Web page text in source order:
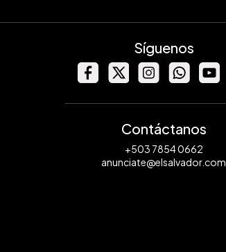
Síguenos
Contáctanos
+503 7854 0662
anunciate@elsalvador.com